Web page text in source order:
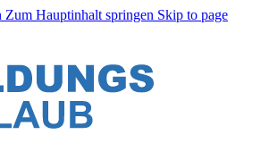
Zum Hauptinhalt springen Skip to page